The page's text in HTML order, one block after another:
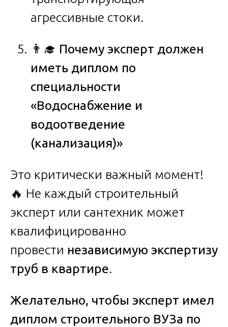
агрессивные стоки.
👨 Почему эксперт должен
иметь диплом по
специальности
«Водоснабжение и
водоотведение
(канализация)»
Это критически важный момент!
🔥 Не каждый строительный
эксперт или сантехник может
квалифицированно
провести независимую экспертизу
труб в квартире.
Желательно, чтобы эксперт имел
диплом строительного ВУЗа по